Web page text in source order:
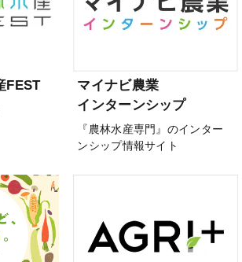
FEST
マイナビ農業
インターンシップ
『農林水産専門』のインター
ンシップ情報サイト